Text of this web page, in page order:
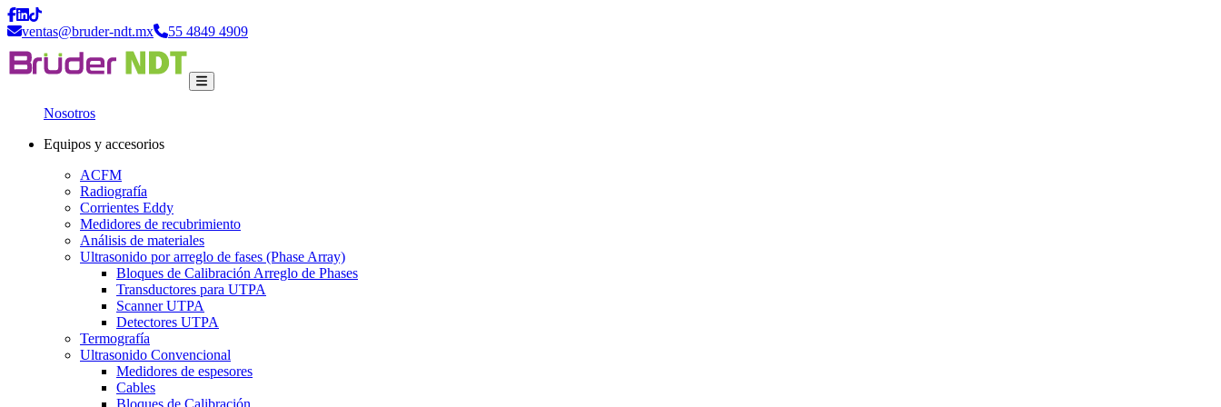
ventas@bruder-ndt.mx 55 4849 4909
Nosotros
Equipos y accesorios
ACFM
Radiografía
Corrientes Eddy
Medidores de recubrimiento
Análisis de materiales
Ultrasonido por arreglo de fases (Phase Array)
Bloques de Calibración Arreglo de Phases
Transductores para UTPA
Scanner UTPA
Detectores UTPA
Termografía
Ultrasonido Convencional
Medidores de espesores
Cables
Bloques de Calibración